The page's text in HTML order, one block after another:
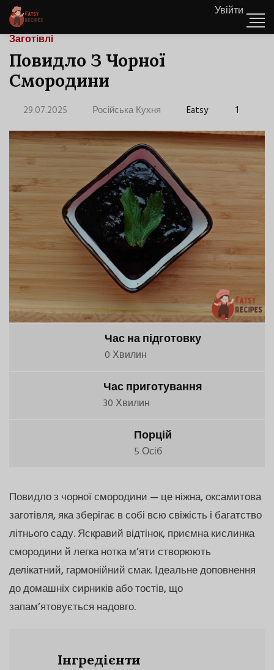
Увійти
Заготівлі
Повидло З Чорної
Смородини
29.07.2025 Російська Кухня Eatsy 1
Час на підготовку
0 Хвилин
Час приготування
30 Хвилин
Порцій
5 Осіб
Повидло з чорної смородини — це ніжна, оксамитова
заготівля, яка зберігає в собі всю свіжість і багатство
літнього саду. Яскравий відтінок, приємна кислинка
смородини й легка нотка м’яти створюють
делікатний, гармонійний смак. Ідеальне доповнення
до домашніх сирників або тостів, що
запам’ятовується надовго.
Інгредієнти